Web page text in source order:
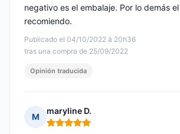
Publicado el 04/10/2022 à 20h36
tras una compra de 25/09/2022
negativo es el embalaje. Por lo demás
recomiendo.
Opinión traducida
M
maryline D.
Nota: 5 de 5